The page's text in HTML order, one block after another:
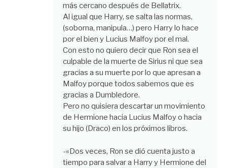
más cercano después de Bellatrix.
Al igual que Harry, se salta las normas,
(soborna, manipula…) pero Harry lo hace
por el bien y Lucius Malfoy por el mal.
Con esto no quiero decir que Ron sea el
culpable de la muerte de Sirius ni que sea
gracias a su muerte por lo que apresan a
Malfoy porque todos sabemos que es
gracias a Dumbledore.
Pero no quisiera descartar un movimiento
de Hermione hacia Lucius Malfoy o hacia
su hijo (Draco) en los próximos libros.
-«Dos veces, Ron se dió cuenta justo a
tiempo para salvar a Harry y Hermione del